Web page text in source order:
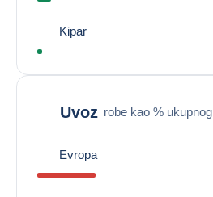
Kipar
Uvoz robe kao % ukupnog
Evropa